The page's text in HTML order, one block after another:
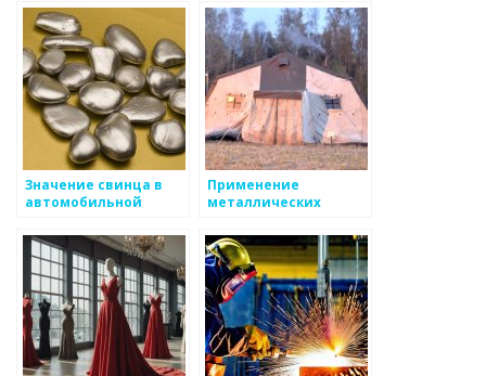
Значение свинца в
автомобильной
энергетике
Применение
металлических
авиации